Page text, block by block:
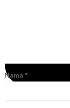
Nama *